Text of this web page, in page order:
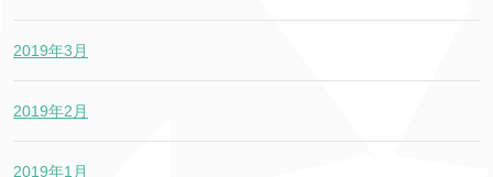
2019年3月
2019年2月
2019年1月